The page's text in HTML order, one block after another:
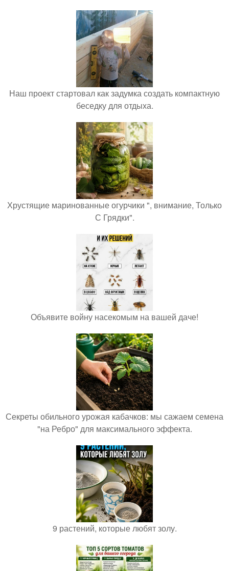
Наш проект стартовал как задумка создать компактную
беседку для отдыха.
Хрустящие маринованные огурчики ", внимание, Только
С Грядки".
Объявите войну насекомым на вашей даче!
Секреты обильного урожая кабачков: мы сажаем семена
"на Ребро" для максимального эффекта.
9 растений, которые любят золу.